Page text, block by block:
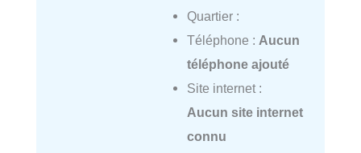
Quartier :
Téléphone : Aucun
téléphone ajouté
Site internet :
Aucun site internet
connu